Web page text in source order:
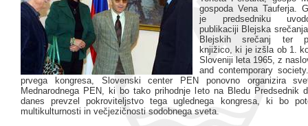
gospoda Vena Tauferja.
je predsedniku
publikaciji Blejska
Blejskih srečanj ter
knjižico, ki je izšla ob 1.
Sloveniji leta 1965, z
and contemporary
prvega kongresa, Slovenski center PEN ponovno organizira
Mednarodnega PEN, ki bo tako prihodnje leto na Bledu Predsednik
danes prevzel pokroviteljstvo tega uglednega kongresa, ki bo
multikulturnosti in večjezičnosti sodobnega sveta.